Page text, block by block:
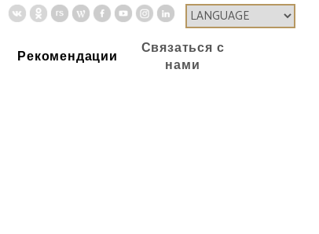
Рекомендации
Связаться с
нами